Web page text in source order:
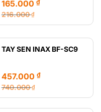
216.000₫
Giá
216.000 ₫.
165.000 ₫
Giá
là:
TAY SEN INAX BF-SC9
740.000₫
Giá
gốc
457.000 ₫
Giá
hiện